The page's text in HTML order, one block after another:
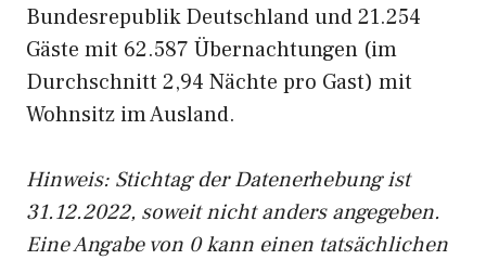
Bundesrepublik Deutschland und 21.254
Gäste mit 62.587 Übernachtungen (im
Durchschnitt 2,94 Nächte pro Gast) mit
Wohnsitz im Ausland.
Hinweis: Stichtag der Datenerhebung ist
31.12.2022, soweit nicht anders angegeben.
Eine Angabe von 0 kann einen tatsächlichen